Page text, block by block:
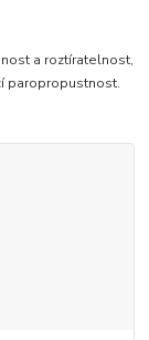
a roztíratelnost,
paropropustnost.